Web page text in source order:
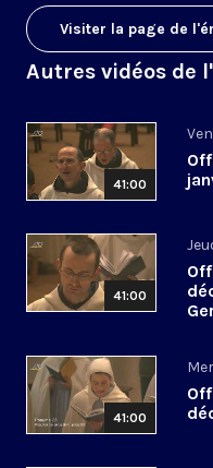
Visiter la page de
Autres vidéos de
41:00
41:00
41:00